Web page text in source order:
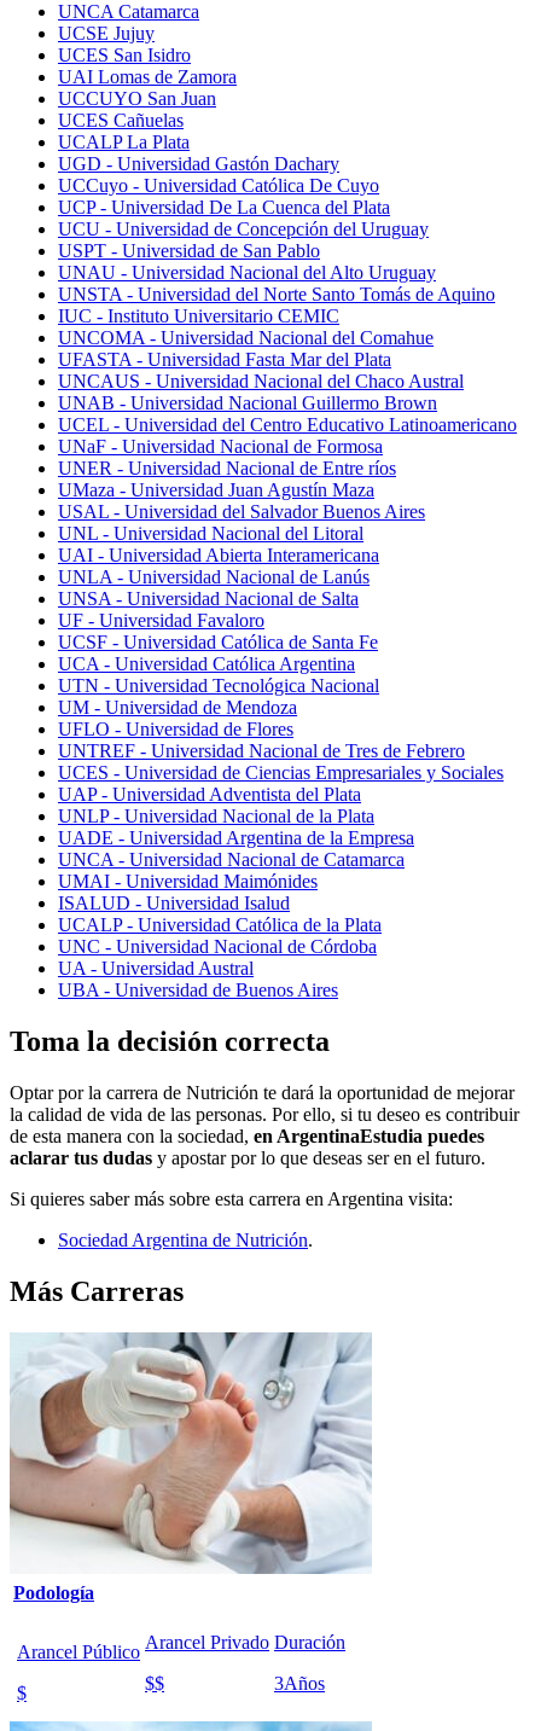
UNCA Catamarca
UCSE Jujuy
UCES San Isidro
UAI Lomas de Zamora
UCCUYO San Juan
UCES Cañuelas
UCALP La Plata
UGD - Universidad Gastón Dachary
UCCuyo - Universidad Católica De Cuyo
UCP - Universidad De La Cuenca del Plata
UCU - Universidad de Concepción del Uruguay
USPT - Universidad de San Pablo
UNAU - Universidad Nacional del Alto Uruguay
UNSTA - Universidad del Norte Santo Tomás de Aquino
IUC - Instituto Universitario CEMIC
UNCOMA - Universidad Nacional del Comahue
UFASTA - Universidad Fasta Mar del Plata
UNCAUS - Universidad Nacional del Chaco Austral
UNAB - Universidad Nacional Guillermo Brown
UCEL - Universidad del Centro Educativo Latinoamericano
UNaF - Universidad Nacional de Formosa
UNER - Universidad Nacional de Entre ríos
UMaza - Universidad Juan Agustín Maza
USAL - Universidad del Salvador Buenos Aires
UNL - Universidad Nacional del Litoral
UAI - Universidad Abierta Interamericana
UNLA - Universidad Nacional de Lanús
UNSA - Universidad Nacional de Salta
UF - Universidad Favaloro
UCSF - Universidad Católica de Santa Fe
UCA - Universidad Católica Argentina
UTN - Universidad Tecnológica Nacional
UM - Universidad de Mendoza
UFLO - Universidad de Flores
UNTREF - Universidad Nacional de Tres de Febrero
UCES - Universidad de Ciencias Empresariales y Sociales
UAP - Universidad Adventista del Plata
UNLP - Universidad Nacional de la Plata
UADE - Universidad Argentina de la Empresa
UNCA - Universidad Nacional de Catamarca
UMAI - Universidad Maimónides
ISALUD - Universidad Isalud
UCALP - Universidad Católica de la Plata
UNC - Universidad Nacional de Córdoba
UA - Universidad Austral
UBA - Universidad de Buenos Aires
Toma la decisión correcta
Optar por la carrera de Nutrición te dará la oportunidad de mejorar
la calidad de vida de las personas. Por ello, si tu deseo es contribuir
de esta manera con la sociedad, en ArgentinaEstudia puedes
aclarar tus dudas y apostar por lo que deseas ser en el futuro.
Si quieres saber más sobre esta carrera en Argentina visita:
Sociedad Argentina de Nutrición.
Más Carreras
Podología
Arancel Público
$
Arancel Privado
$$
Duración
3Años